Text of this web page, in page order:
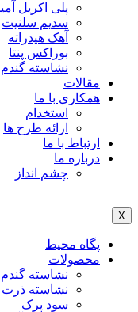
پلی اکریل
سدیم سلنیت
آهک هیدراته
بوراکس پنتا
نشاسته گندم
مقالات
همکاری با ما
استخدام
ارائه طرح ها
ارتباط با ما
درباره ما
چشم انداز
X
پگاه محیط
محصولات
نشاسته گندم
نشاسته ذرت
سود پرک